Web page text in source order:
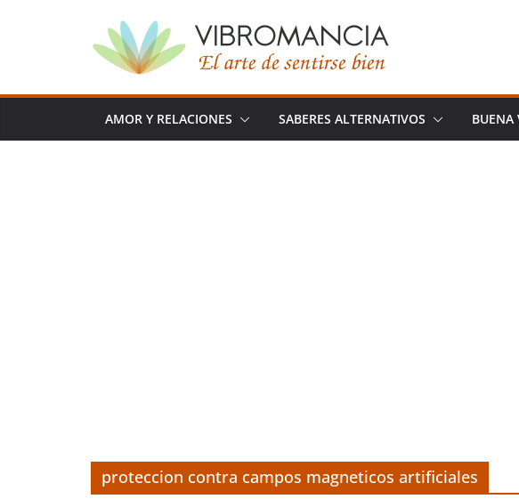
AMOR Y RELACIONES SABERES ALTERNATIVOS BUENA
proteccion contra campos magneticos artificiales